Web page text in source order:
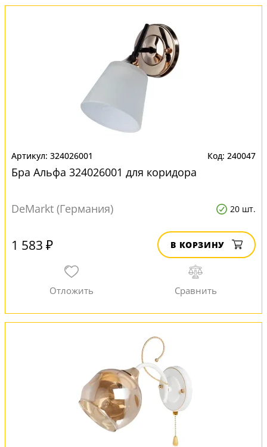
324026001 240047
Бра Альфа 324026001 для коридора
DeMarkt (Германия) 20 шт.
1 583 ₽ В КОРЗИНУ